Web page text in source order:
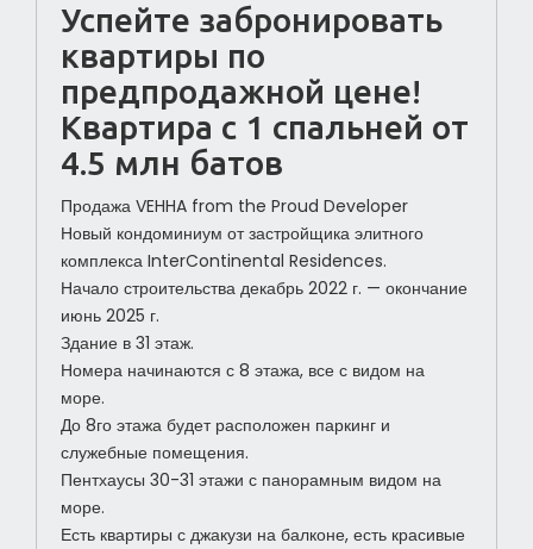
Успейте забронировать
квартиры по
предпродажной цене!
Квартира с 1 спальней от
4.5 млн батов
Продажа VEHHA from the Proud Developer
Новый кондоминиум от застройщика элитного
комплекса InterContinental Residences.
Начало строительства декабрь 2022 г. — окончание
июнь 2025 г.
Здание в 31 этаж.
Номера начинаются с 8 этажа, все с видом на
море.
До 8го этажа будет расположен паркинг и
служебные помещения.
Пентхаусы 30-31 этажи с панорамным видом на
море.
Есть квартиры с джакузи на балконе, есть красивые